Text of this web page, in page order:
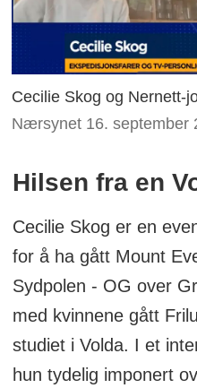
Cecilie Skog og Nernett-
Nærsynet 16. september
Hilsen fra en
Cecilie Skog er en
for å ha gått Mount
Sydpolen - OG over
med kvinnene gått
studiet i Volda. I et
hun tydelig imponert